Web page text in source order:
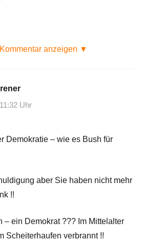
anzeigen ▼
Uhr
Demokratie – wie es Bush für
aber Sie haben nicht mehr
!!
– ein Demokrat ??? Im Mittelalter
Scheiterhaufen verbrannt !!